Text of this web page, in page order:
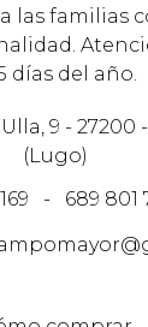
las familias
días del año.
9 - 27200
(Lugo)
-
689 801